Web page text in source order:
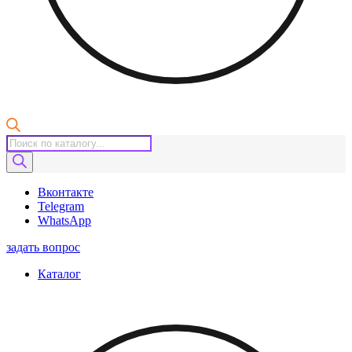
Поиск
товаров
Вконтакте
Telegram
WhatsApp
задать вопрос
Каталог